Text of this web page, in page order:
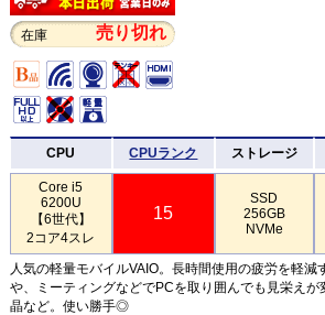
在庫 売り切れ
CPU CPUランク ストレージ
Core i5
6200U
【6世代】
2コア4スレ
15
SSD
256GB
NVMe
人気の軽量モバイルVAIO。長時間使用の疲労を軽減
や、ミーティングなどでPCを取り囲んでも見栄えが
晶など。使い勝手◎